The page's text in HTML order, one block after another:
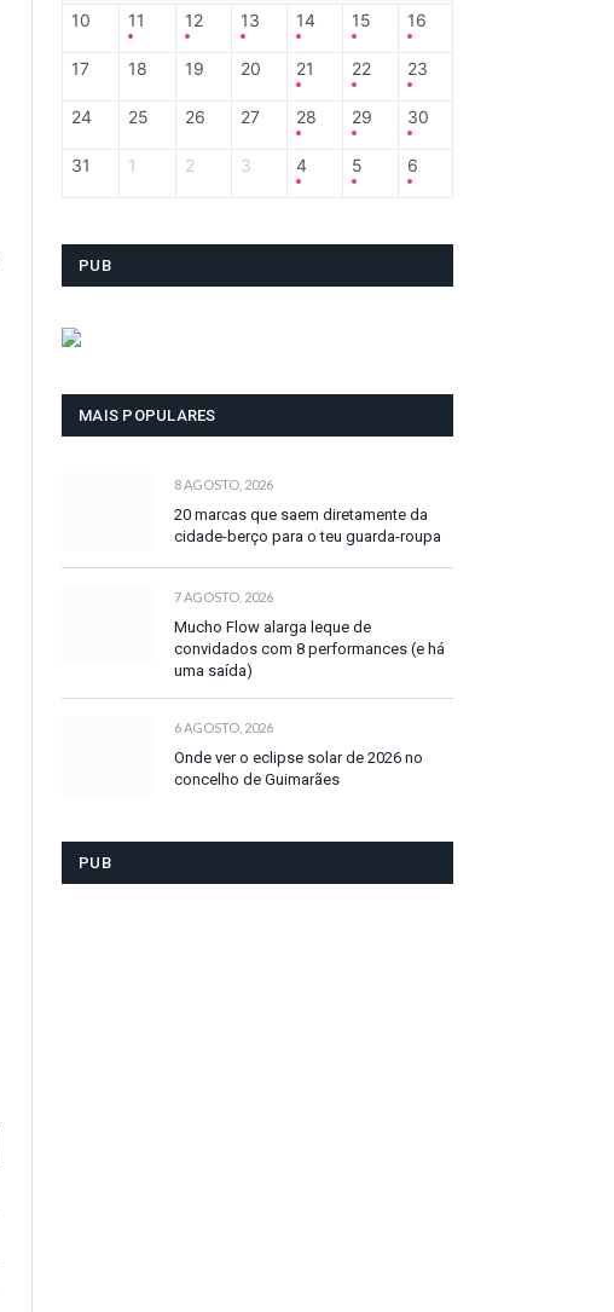
10 11 12 13 14 15 16
17 18 19 20 21 22 23
24 25 26 27 28 29 30
31 1 2 3 4 5 6
PUB
MAIS POPULARES
8 AGOSTO, 2026
20 marcas que saem diretamente da
cidade-berço para o teu guarda-roupa
7 AGOSTO, 2026
Mucho Flow alarga leque de
convidados com 8 performances (e há
uma saída)
6 AGOSTO, 2026
Onde ver o eclipse solar de 2026 no
concelho de Guimarães
PUB